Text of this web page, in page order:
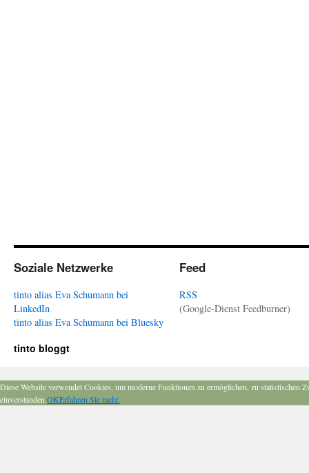
Soziale Netzwerke
tinto alias Eva Schumann bei
LinkedIn
tinto alias Eva Schumann bei Bluesky
Feed
RSS
(Google-Dienst Feedburner)
tinto bloggt
Diese Website verwendet Cookies, um moderne Funktionen zu ermöglichen, zu
einverstanden.OKErfahren Sie mehr.